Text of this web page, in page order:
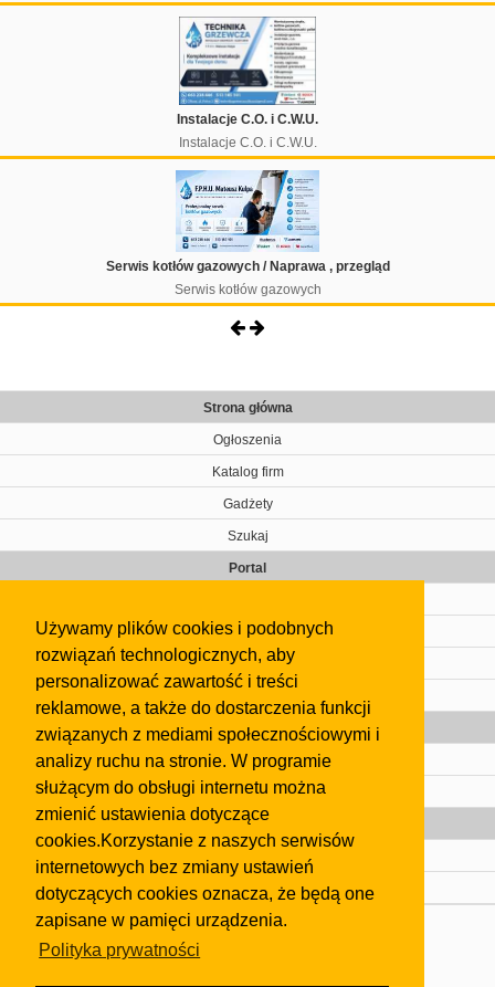
Używamy plików cookies i podobnych
rozwiązań technologicznych, aby
personalizować zawartość i treści
reklamowe, a także do dostarczenia funkcji
związanych z mediami społecznościowymi i
analizy ruchu na stronie. W programie
służącym do obsługi internetu można
zmienić ustawienia dotyczące
cookies.Korzystanie z naszych serwisów
internetowych bez zmiany ustawień
dotyczących cookies oznacza, że będą one
zapisane w pamięci urządzenia.
Polityka prywatności
Instalacje C.O. i C.W.U.
Instalacje C.O. i C.W.U.
Serwis kotłów gazowych / Naprawa , przegląd
Serwis kotłów gazowych
Strona główna
Ogłoszenia
Katalog firm
Gadżety
Szukaj
Portal
Kontakt
Regulamin
Gazeta
Olkusz
Kontakt
Strefa dla biznesu
Biura nieruchomości
Dealerzy i autokomisy
Skontaktuj się z nami